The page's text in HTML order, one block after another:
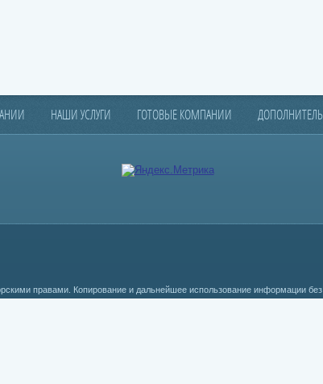
НАШИ УСЛУГИ ГОТОВЫЕ КОМПАНИИ
правами. Копирование и дальнейшее использование информации